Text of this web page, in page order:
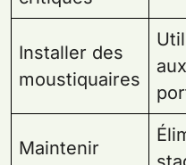
Installer des
moustiquaires
Maintenir